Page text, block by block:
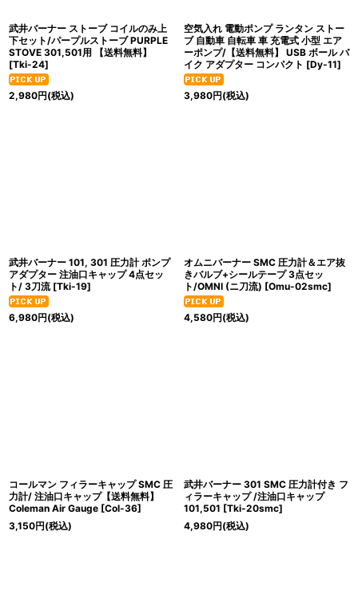
武井バーナー ストーブ コイルのみ上
下セット/パープルストーブ PURPLE
STOVE 301,501用 【送料無料】
[Tki-24]
2,980円(税込)
空気入れ 電動ポンプ ランタン ストー
ブ 自動車 自転車 車 充電式 小型 エア
ーポンプ/【送料無料】 USB ボール バ
イク アダプター コンパクト [Dy-11]
3,980円(税込)
武井バーナー 101, 301 圧力計 ポンプ
アダプター 注油口キャップ 4点セッ
ト/ 3刀流 [Tki-19]
6,980円(税込)
オムニバーナー SMC 圧力計＆エア抜
きバルブ+シールテープ 3点セッ
ト/OMNI (ニ刀流) [Omu-02smc]
4,580円(税込)
コールマン フィラーキャップ SMC 圧
力計/ 注油口キャップ【送料無料】
Coleman Air Gauge [Col-36]
3,150円(税込)
武井バーナー 301 SMC 圧力計付き フ
ィラーキャップ /注油口キャップ
101,501 [Tki-20smc]
4,980円(税込)